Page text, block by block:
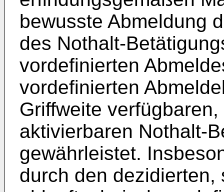
bewusste Abmeldung
des Nothalt-
vordefinierten
vordefinierten
Griffweite
aktivierbaren Nothalt-
gewährleistet.
durch den dezidierten,